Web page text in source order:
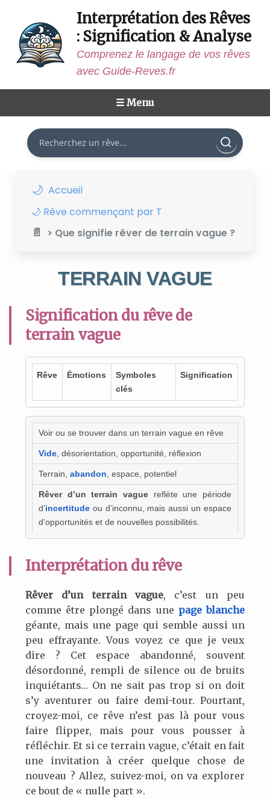
Interprétation des Rêves
: Signification & Analyse
Comprenez le langage de vos rêves
avec Guide-Reves.fr
☰ Menu
Rechercher
Accueil
🌙 Rêve commençant par T
> Que signifie rêver de terrain vague ?
TERRAIN VAGUE
Signification du rêve de
terrain vague
Rêve Émotions
Symboles
clés
Signification
Voir ou se trouver dans un terrain vague en rêve
Vide, désorientation, opportunité, réflexion
Terrain, abandon , espace, potentiel
Rêver d’un terrain vaguereflète une période
d’incertitudeou d’inconnu, mais aussi un espace
d’opportunités et de nouvelles possibilités.
Interprétation du rêve
Rêver d’un terrain vague, c’est un peu
comme être plongé dans une page blanche
géante, mais une page qui semble aussi un
peu effrayante. Vous voyez ce que je veux
dire ? Cet espace abandonné, souvent
désordonné, rempli de silence ou de bruits
inquiétants… On ne sait pas trop si on doit
s’y aventurer ou faire demi-tour. Pourtant,
croyez-moi, ce rêve n’est pas là pour vous
faire flipper, mais pour vous pousser à
réfléchir. Et si ce terrain vague, c’était en fait
une invitation à créer quelque chose de
nouveau ? Allez, suivez-moi, on va explorer
ce bout de « nulle part ».